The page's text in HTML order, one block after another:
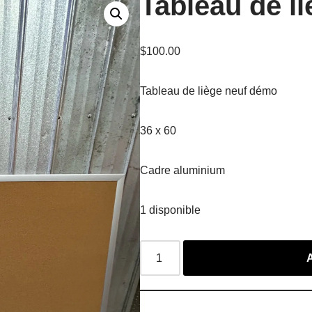
$100.00
Tableau de liège neuf démo
36 x 60
Cadre aluminium
1 disponible